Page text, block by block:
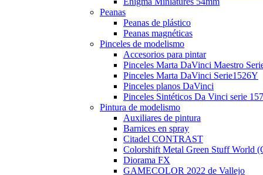
Peanas
Peanas de plástico
Peanas magnéticas
Pinceles de modelismo
Accesorios para pintar
Pinceles Marta DaVinci Maestro
Pinceles Marta DaVinci Serie1526Y
Pinceles planos DaVinci
Pinceles Sintéticos Da Vinci serie
Pintura de modelismo
Auxiliares de pintura
Barnices en spray
Citadel CONTRAST
Colorshift Metal Green Stuff World
Diorama FX
GAMECOLOR 2022 de Vallejo